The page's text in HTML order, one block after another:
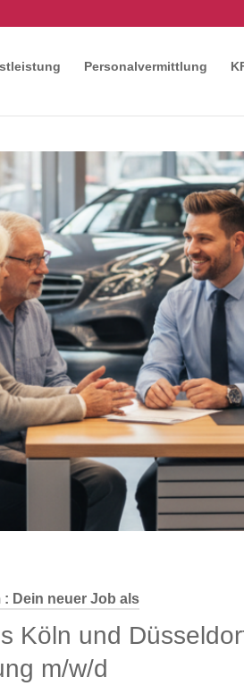
Personalvermittlung
Dein neuer Job als
Köln und
m/w/d